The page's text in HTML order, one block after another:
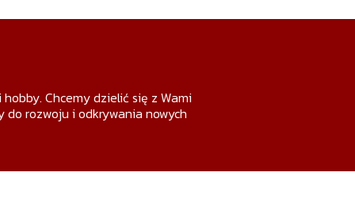
Chcemy dzielić się z Wami
do rozwoju i odkrywania nowych